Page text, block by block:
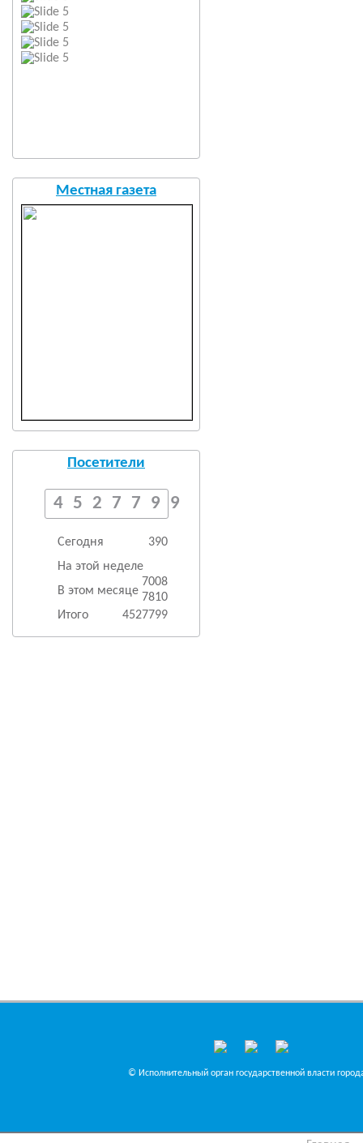
Местная газета
Посетители
4527799
Сегодня
390
На этой неделе
7008
В этом месяце 7810
Итого
4527799
© Исполнительный орган государственной власти